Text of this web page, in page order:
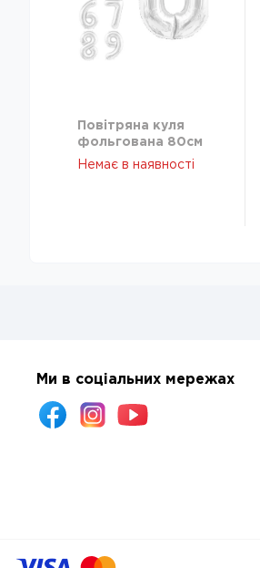
Повітряна куля
фольгована 80см
Цифри 8 срібні
Немає в наявності
Ми в соціальних мережах